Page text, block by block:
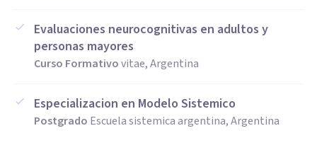
Evaluaciones neurocognitivas en adultos y
personas mayores
Curso Formativovitae, Argentina
Especializacion en Modelo Sistemico
Postgrado Escuela sistemica argentina, Argentina